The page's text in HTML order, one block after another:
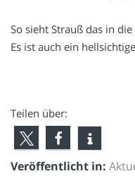
So sieht Strauß das in
Es ist auch ein
Teilen über:
Veröffentlicht in: